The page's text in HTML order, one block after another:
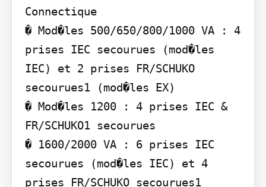
Connectique
� Mod�les 500/650/800/1000 VA : 4
prises IEC secourues (mod�les
IEC) et 2 prises FR/SCHUKO
secourues1 (mod�les EX)
� Mod�les 1200 : 4 prises IEC &
FR/SCHUKO1 secourues
� 1600/2000 VA : 6 prises IEC
secourues (mod�les IEC) et 4
prises FR/SCHUKO secourues1